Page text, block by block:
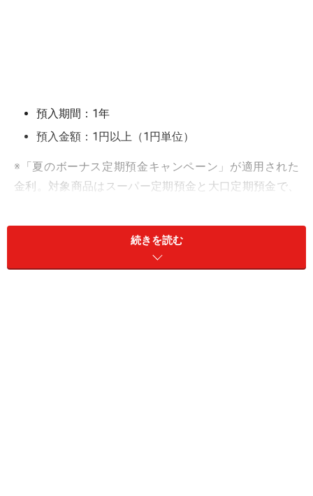
預入期間：1年
預入金額：1円以上（1円単位）
※「夏のボーナス定期預金キャンペーン」が適用された
金利。対象商品はスーパー定期預金と大口定期預金で、
月13日に募集開始）。1人当たりの預入上限額なし。
※新規口座開設であれば、「はじめての定期預金＜はじ
続きを読む